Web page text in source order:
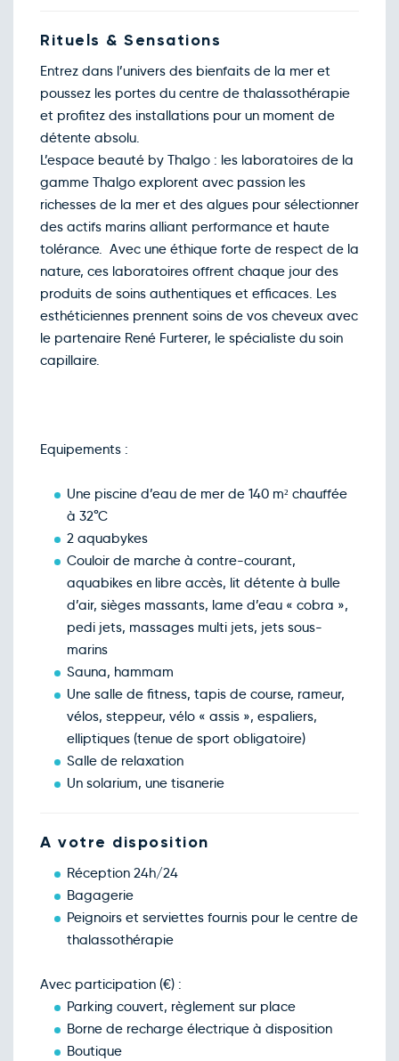
Rituels & Sensations
Entrez dans l’univers des bienfaits de la mer et
poussez les portes du centre de thalassothérapie
et profitez des installations pour un moment de
détente absolu.
L’espace beauté by Thalgo : les laboratoires de la
gamme Thalgo explorent avec passion les
richesses de la mer et des algues pour sélectionner
des actifs marins alliant performance et haute
tolérance. Avec une éthique forte de respect de la
nature, ces laboratoires offrent chaque jour des
produits de soins authentiques et efficaces. Les
esthéticiennes prennent soins de vos cheveux avec
le partenaire René Furterer, le spécialiste du soin
capillaire.
Equipements :
Une piscine d’eau de mer de 140 m² chauffée
à 32°C
2 aquabykes
Couloir de marche à contre-courant,
aquabikes en libre accès, lit détente à bulle
d’air, sièges massants, lame d’eau « cobra »,
pedi jets, massages multi jets, jets sous-
marins
Sauna, hammam
Une salle de fitness, tapis de course, rameur,
vélos, steppeur, vélo « assis », espaliers,
elliptiques (tenue de sport obligatoire)
Salle de relaxation
Un solarium, une tisanerie
A votre disposition
Réception 24h/24
Bagagerie
Peignoirs et serviettes fournis pour le centre de
thalassothérapie
Avec participation (€) :
Parking couvert, règlement sur place
Borne de recharge électrique à disposition
Boutique